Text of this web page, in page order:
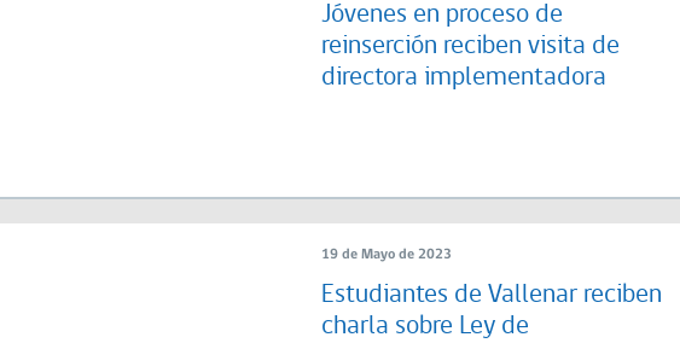
Jóvenes en proceso de
reinserción reciben visita de
directora implementadora
19 de Mayo de 2023
Estudiantes de Vallenar reciben
charla sobre Ley de